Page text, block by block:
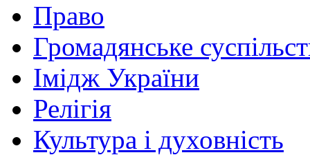
Право
Громадянське
Імідж України
Релігія
Культура і духовність